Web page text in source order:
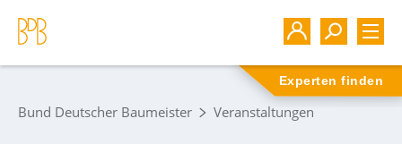
Experten finden
Bund Deutscher Baumeister Veranstaltungen